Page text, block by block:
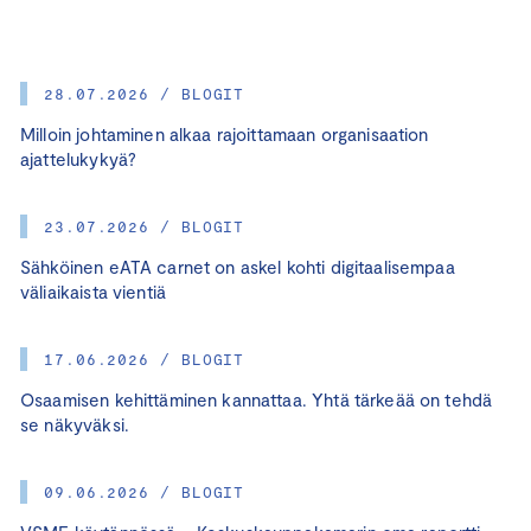
28.07.2026 / BLOGIT
Milloin johtaminen alkaa rajoittamaan organisaation
ajattelukykyä?
23.07.2026 / BLOGIT
Sähköinen eATA carnet on askel kohti digitaalisempaa
väliaikaista vientiä
17.06.2026 / BLOGIT
Osaamisen kehittäminen kannattaa. Yhtä tärkeää on tehdä
se näkyväksi.
09.06.2026 / BLOGIT